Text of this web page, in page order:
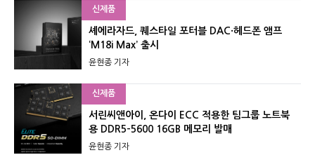
신제품
셰에라자드, 퀘스타일 포터블 DAC·헤드폰 앰프
‘M18i Max’ 출시
윤현종 기자
신제품
서린씨앤아이, 온다이 ECC 적용한 팀그룹 노트북
용 DDR5-5600 16GB 메모리 발매
윤현종 기자